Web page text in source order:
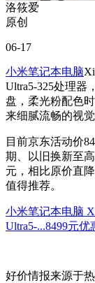
洛筱爱
原创
06-17
小米笔记本电脑
Ultra5-325处理器
盘，柔光粉配色
来细腻流畅的视
目前京东活动价
期、以旧换新至
元，相比原价直
值得推荐。
小米笔记本电脑
Ultra5-...8499元优
好价情报来源于